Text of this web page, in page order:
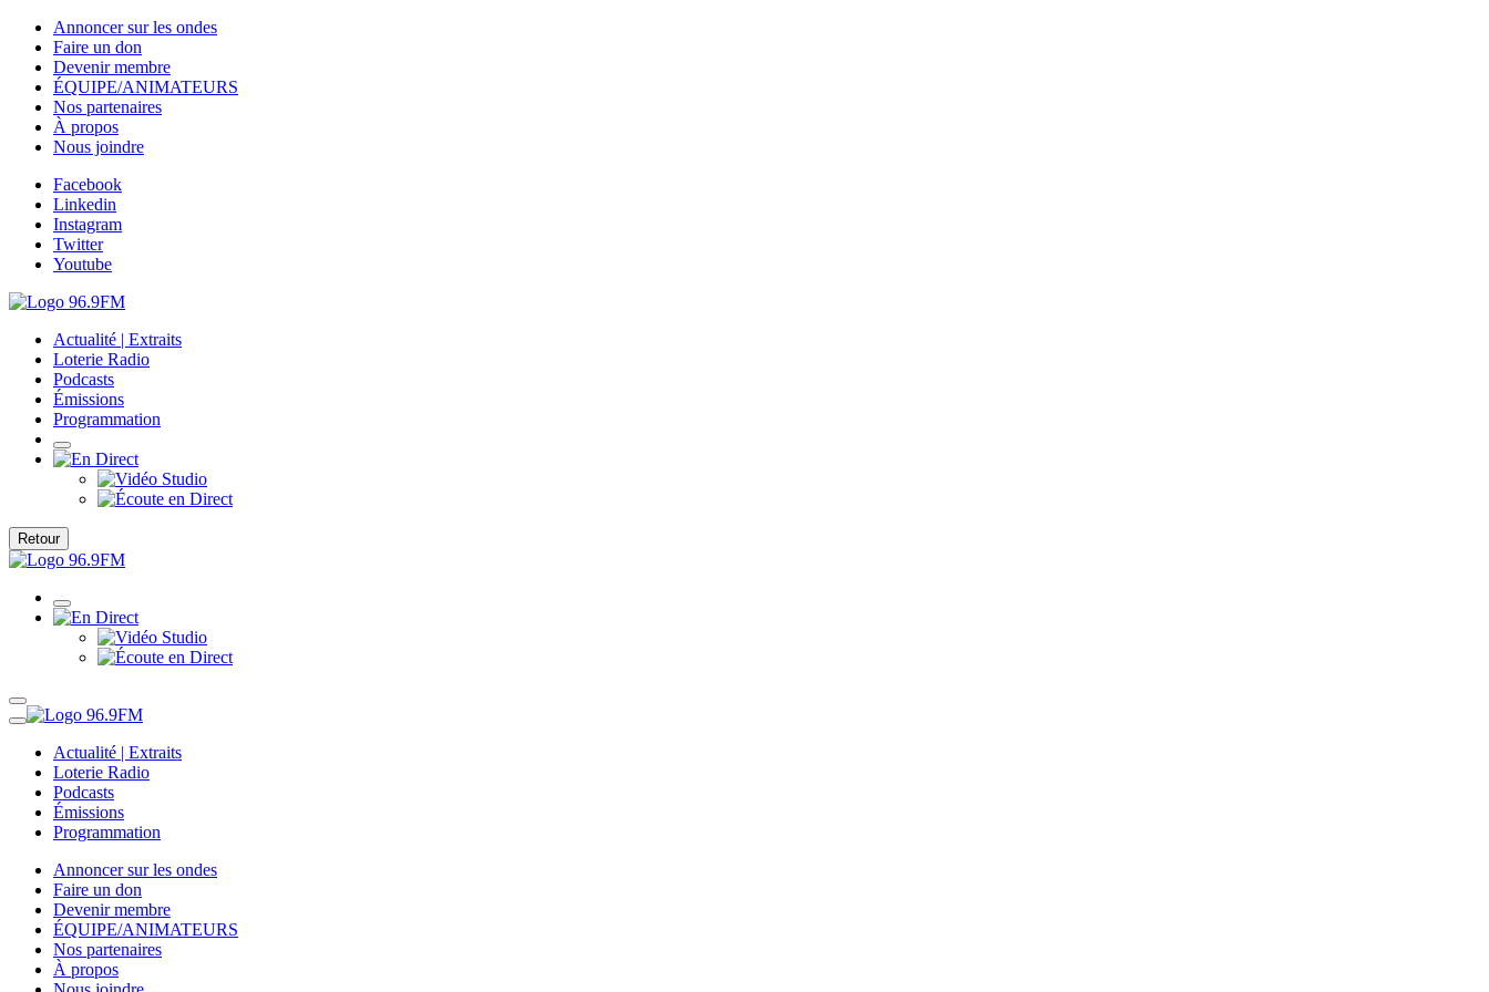
Annoncer sur les ondes
Faire un don
Devenir membre
ÉQUIPE/ANIMATEURS
Nos partenaires
À propos
Nous joindre
Facebook
Linkedin
Instagram
Twitter
Youtube
Actualité | Extraits
Loterie Radio
Podcasts
Émissions
Programmation
Retour
Actualité | Extraits
Loterie Radio
Podcasts
Émissions
Programmation
Annoncer sur les ondes
Faire un don
Devenir membre
ÉQUIPE/ANIMATEURS
Nos partenaires
À propos